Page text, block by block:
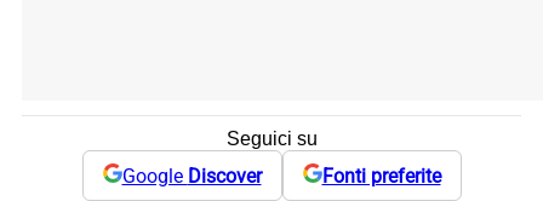
Seguici su
Google Discover Fonti preferite